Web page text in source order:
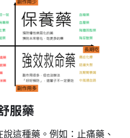
服藥
說這種藥。例如：止痛藥、